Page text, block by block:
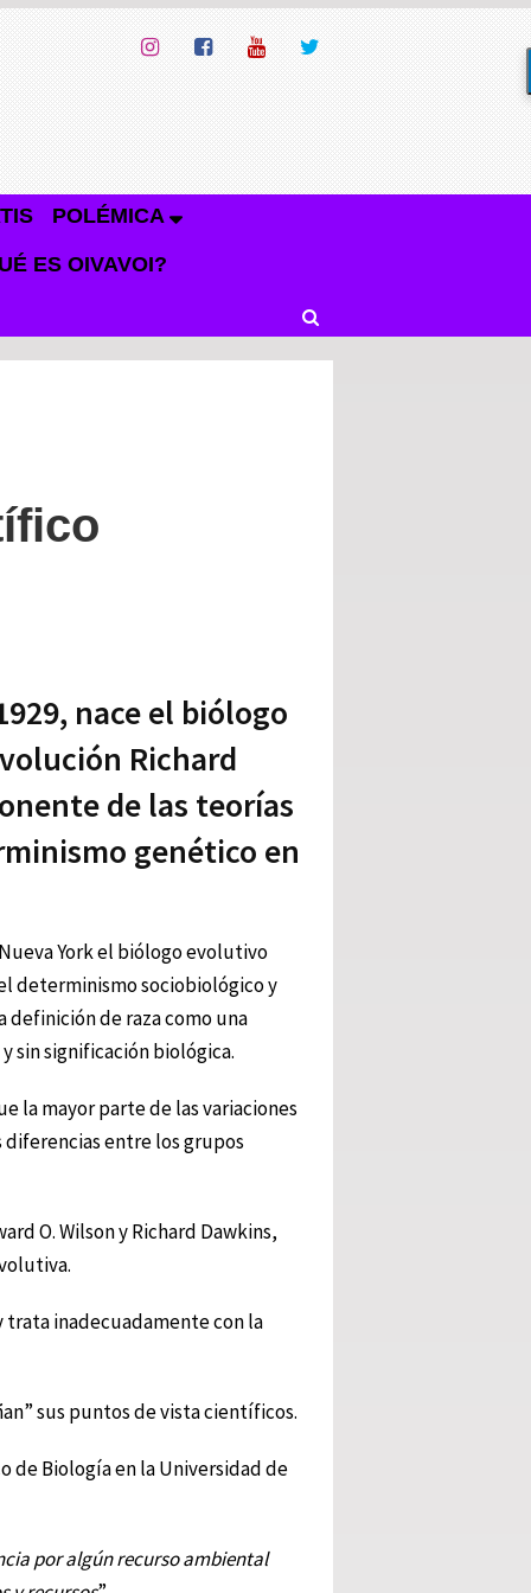
POLÉMICA
ES OIVAVOI?
nace el biólogo
Richard
de las teorías
genético en
York el biólogo evolutivo
determinismo sociobiológico y
de raza como una
sin significación biológica.
la mayor parte de las variaciones
diferencias entre los grupos
O. Wilson y Richard Dawkins,
trata inadecuadamente con la
sus puntos de vista científicos.
de Biología en la Universidad de
por algún recurso ambiental